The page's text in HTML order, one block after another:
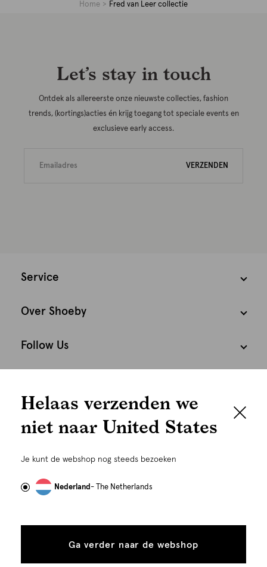
graag persoonlijk
gebruiken wij cookies en daarmee vergelijkbare
om advertenties te personaliseren...
tonen
toestaan
Home Fred van Leer collectie
Let’s stay in touch
Ontdek als allereerste onze nieuwste collecties, fashion
trends, (kortings)acties én krijg toegang tot speciale events en
exclusieve early access.
VERZENDEN
Service
Over Shoeby
Follow Us
Nederland Nederlands
Helaas verzenden we
niet naar United States
Je kunt de webshop nog steeds bezoeken
Nederland- The Netherlands
Ga verder naar de webshop